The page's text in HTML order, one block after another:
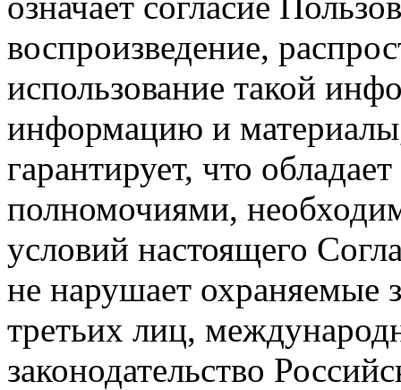
воспроизведение,
использование такой
информацию и
гарантирует, что
полномочиями,
условий настоящего
не нарушает охраняемые
третьих лиц,
законодательство